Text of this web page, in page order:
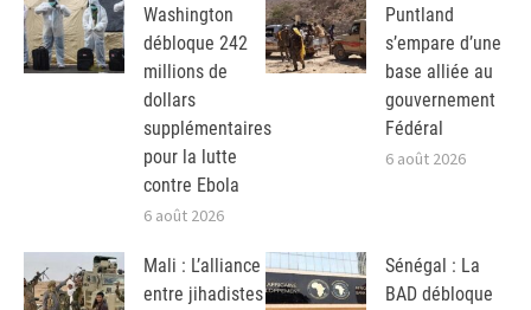
Washington
débloque 242
millions de
dollars
supplémentaires
pour la lutte
contre Ebola
6 août 2026
Puntland
s’empare d’une
base alliée au
gouvernement
Fédéral
6 août 2026
Mali : L’alliance
entre jihadistes
Sénégal : La
BAD débloque